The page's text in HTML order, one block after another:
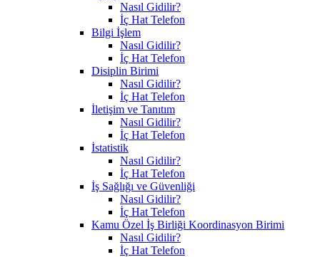
Nasıl Gidilir?
İç Hat Telefon
Bilgi İşlem
Nasıl Gidilir?
İç Hat Telefon
Disiplin Birimi
Nasıl Gidilir?
İç Hat Telefon
İletişim ve Tanıtım
Nasıl Gidilir?
İç Hat Telefon
İstatistik
Nasıl Gidilir?
İç Hat Telefon
İş Sağlığı ve Güvenliği
Nasıl Gidilir?
İç Hat Telefon
Kamu Özel İş Birliği Koordinasyon Birimi
Nasıl Gidilir?
İç Hat Telefon